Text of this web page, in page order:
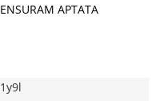
APTATA